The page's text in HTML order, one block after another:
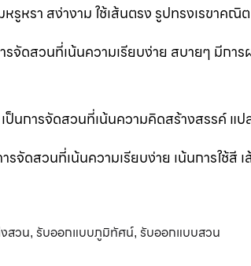
หรา สง่างาม ใช้เส้นตรง รูปทรงเรขาคณิต
ดสวนที่เน้นความเรียบง่าย สบายๆ มีกา
การจัดสวนที่เน้นความคิดสร้างสรรค์ แป
สวนที่เน้นความเรียบง่าย เน้นการใช้สี เ
สวน, รับออกแบบภูมิทัศน์, รับออกแบบสวน